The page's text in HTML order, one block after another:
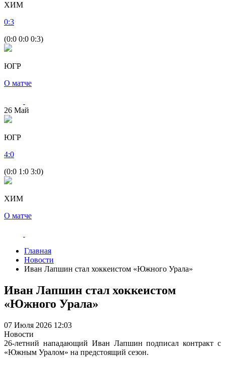
ХИМ
0:3
(0:0 0:0 0:3)
ЮГР
О матче
26 Май
ЮГР
4:0
(0:0 1:0 3:0)
ХИМ
О матче
Главная
Новости
Иван Лапшин стал хоккеистом «Южного Урала»
Иван Лапшин стал хоккеистом
«Южного Урала»
07 Июля 2026 12:03
Новости
26-летний нападающий Иван Лапшин подписал контракт с
«Южным Уралом» на предстоящий сезон.